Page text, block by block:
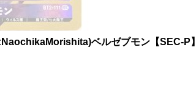
ベルゼブモン【SEC-P